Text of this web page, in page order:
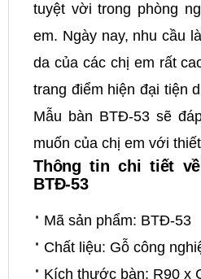
tuyệt vời trong phòng
em. Ngày nay, nhu cầu
da của các chị em rất
trang điểm hiện đại tiện
Mẫu bàn BTĐ-53 sẽ
muốn của chị em với
Thông tin chi tiết
BTĐ-53
Mã sản phẩm: BTĐ-53
Chất liệu: Gỗ công
Kích thước bàn: R90 x